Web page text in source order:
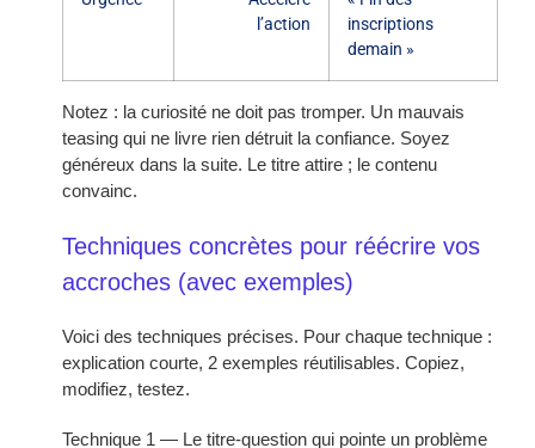
l’action
inscriptions
demain »
Notez : la curiosité ne doit pas tromper. Un mauvais
teasing qui ne livre rien détruit la confiance. Soyez
généreux dans la suite. Le titre attire ; le contenu
convainc.
Techniques concrètes pour réécrire vos
accroches (avec exemples)
Voici des techniques précises. Pour chaque technique :
explication courte, 2 exemples réutilisables. Copiez,
modifiez, testez.
Technique 1 — Le titre-question qui pointe un problème